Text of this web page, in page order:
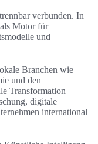
verbunden. In
Motor für
und
Branchen wie
und den
Transformation
digitale
international